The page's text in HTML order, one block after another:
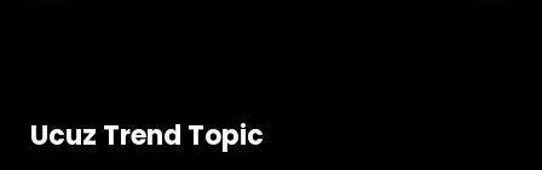
Ucuz Trend Topic